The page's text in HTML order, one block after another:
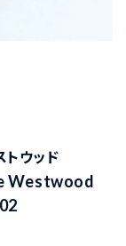
ウッド
Westwood